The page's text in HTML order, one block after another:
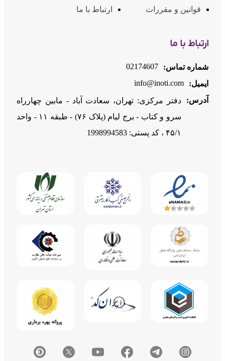
قوانین و مقررات
ارتباط با ما
ارتباط با ما
شماره تماس:
02174607
ایمیل:
info@inoti.com
آدرس:
دفتر مرکزی: تهران، سعادت آباد - مابین چهارراه
سرو و کتاب - برج لیام (پلاک ۷۶) - طبقه ۱۱ - واحد
۴۵/۱ ، کد پستی: 1998994583